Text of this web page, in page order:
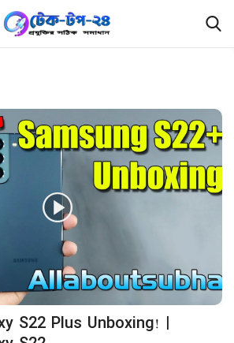
S22 Plus Unboxing! |